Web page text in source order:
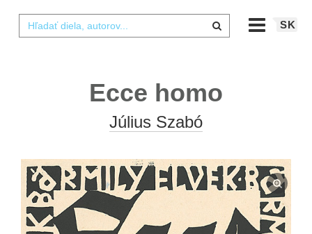
SK
Ecce homo
Július Szabó